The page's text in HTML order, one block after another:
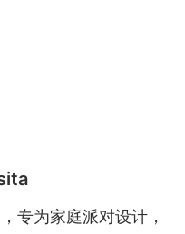
专为家庭派对设计，